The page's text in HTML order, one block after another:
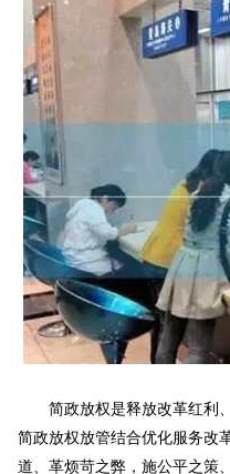
简政放权是释放改革红利、
简政放权放管结合优化服务改
道、革烦苛之弊，施公平之策